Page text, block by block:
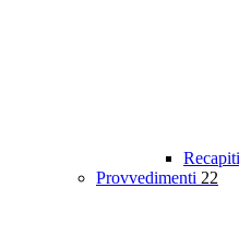
Provvedimenti 22